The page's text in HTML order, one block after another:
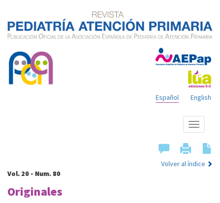
English
Español
Mostrar
menú
Volver al índice
Vol. 20 - Num. 80
Originales